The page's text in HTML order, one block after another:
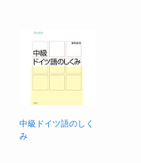
中級ドイツ語のしく
み